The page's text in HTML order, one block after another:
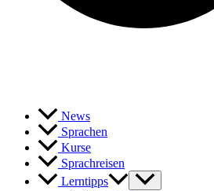
News
Sprachen
Kurse
Sprachreisen
Lerntipps